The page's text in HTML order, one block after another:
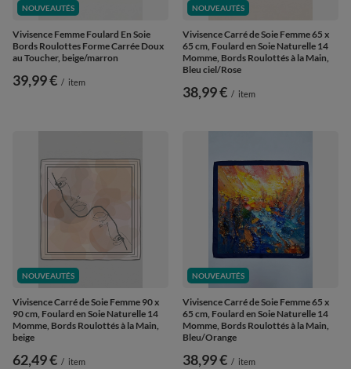
NOUVEAUTÉS
Vivisence Femme Foulard En Soie
Bords Roulottes Forme Carrée Doux
au Toucher, beige/marron
39,99 € / item
NOUVEAUTÉS
Vivisence Carré de Soie Femme 65 x
65 cm, Foulard en Soie Naturelle 14
Momme, Bords Roulottés à la Main,
Bleu ciel/Rose
38,99 € / item
NOUVEAUTÉS
Vivisence Carré de Soie Femme 90 x
90 cm, Foulard en Soie Naturelle 14
Momme, Bords Roulottés à la Main,
beige
62,49 € / item
NOUVEAUTÉS
Vivisence Carré de Soie Femme 65 x
65 cm, Foulard en Soie Naturelle 14
Momme, Bords Roulottés à la Main,
Bleu/Orange
38,99 € / item